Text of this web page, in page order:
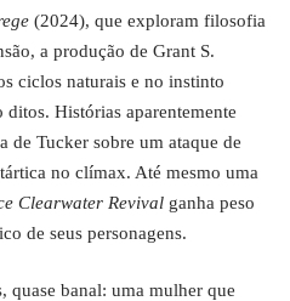
(2024), que exploram filosofia
a produção de Grant S.
ciclos naturais e no instinto
Histórias aparentemente
de Tucker sobre um ataque de
no clímax. Até mesmo uma
Clearwater Revival ganha peso
de seus personagens.
quase banal: uma mulher que